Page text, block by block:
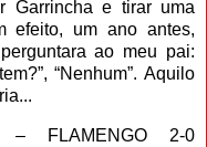
Garrincha e tirar uma
efeito, um ano antes,
ao meu pai:
“Nenhum”. Aquilo
– FLAMENGO 2-0